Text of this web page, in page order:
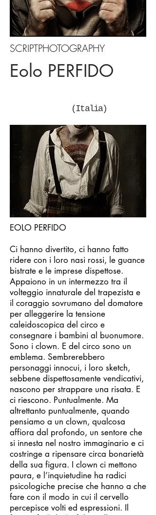
SCRIPTPHOTOGRAPHY
Eolo PERFIDO
(Italia)
EOLO PERFIDO
Ci hanno divertito, ci hanno fatto
ridere con i loro nasi rossi, le guance
bistrate e le imprese dispettose.
Appaiono in un intermezzo tra il
volteggio innaturale del trapezista e
il coraggio sovrumano del domatore
per alleggerire la tensione
caleidoscopica del circo e
consegnare i bambini al buonumore.
Sono i clown. E del circo sono un
emblema. Sembrerebbero
personaggi innocui, i loro sketch,
sebbene dispettosamente vendicativi,
nascono per strappare una risata. E
ci riescono. Puntualmente. Ma
altrettanto puntualmente, quando
pensiamo a un clown, qualcosa
affiora dal profondo, un sentore che
si innesta nel nostro immaginario e ci
costringe a ripensare circa bonarietà
della sua figura. I clown ci mettono
paura, e l’inquietudine ha radici
psicologiche precise che hanno a che
fare con il modo in cui il cervello
percepisce volti ed espressioni. Il